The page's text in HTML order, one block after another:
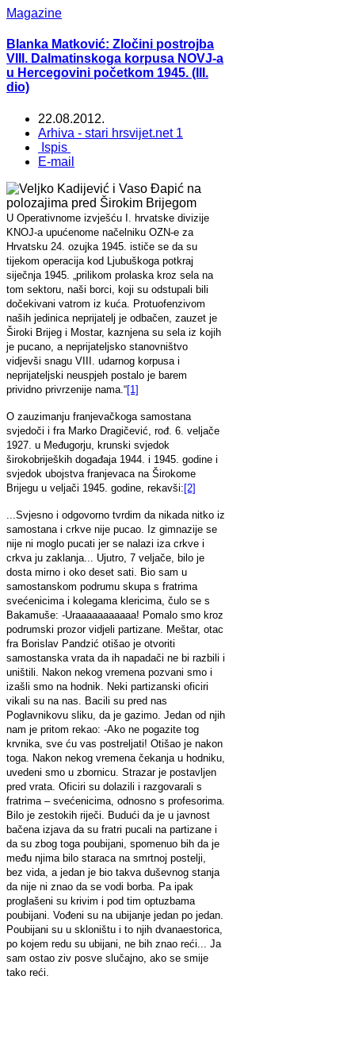
Magazine
Blanka Matković: Zločini postrojba
VIII. Dalmatinskoga korpusa NOVJ-a
u Hercegovini početkom 1945. (III.
dio)
22.08.2012.
Arhiva - stari hrsvijet.net 1
Ispis
E-mail
U Operativnome izvješću I. hrvatske divizije
KNOJ-a upućenome načelniku OZN-e za
Hrvatsku 24. ozujka 1945. ističe se da su
tijekom operacija kod Ljubuškoga potkraj
siječnja 1945. „prilikom prolaska kroz sela na
tom sektoru, naši borci, koji su odstupali bili
dočekivani vatrom iz kuća. Protuofenzivom
naših jedinica neprijatelj je odbačen, zauzet je
Široki Brijeg i Mostar, kaznjena su sela iz kojih
je pucano, a neprijateljsko stanovništvo
vidjevši snagu VIII. udarnog korpusa i
neprijateljski neuspjeh postalo je barem
prividno privrzenije nama.“[1]
O zauzimanju franjevačkoga samostana
svjedoči i fra Marko Dragičević, rođ. 6. veljače
1927. u Međugorju, krunski svjedok
širokobrijeških događaja 1944. i 1945. godine i
svjedok ubojstva franjevaca na Širokome
Brijegu u veljači 1945. godine, rekavši:[2]
...Svjesno i odgovorno tvrdim da nikada nitko iz
samostana i crkve nije pucao. Iz gimnazije se
nije ni moglo pucati jer se nalazi iza crkve i
crkva ju zaklanja... Ujutro, 7 veljače, bilo je
dosta mirno i oko deset sati. Bio sam u
samostanskom podrumu skupa s fratrima
svećenicima i kolegama klericima, čulo se s
Bakamuše: -Uraaaaaaaaaaa! Pomalo smo kroz
podrumski prozor vidjeli partizane. Meštar, otac
fra Borislav Pandzić otišao je otvoriti
samostanska vrata da ih napadači ne bi razbili i
uništili. Nakon nekog vremena pozvani smo i
izašli smo na hodnik. Neki partizanski oficiri
vikali su na nas. Bacili su pred nas
Poglavnikovu sliku, da je gazimo. Jedan od njih
nam je pritom rekao: -Ako ne pogazite tog
krvnika, sve ću vas postreljati! Otišao je nakon
toga. Nakon nekog vremena čekanja u hodniku,
uvedeni smo u zbornicu. Strazar je postavljen
pred vrata. Oficiri su dolazili i razgovarali s
fratrima – svećenicima, odnosno s profesorima.
Bilo je zestokih riječi. Budući da je u javnost
bačena izjava da su fratri pucali na partizane i
da su zbog toga poubijani, spomenuo bih da je
među njima bilo staraca na smrtnoj postelji,
bez vida, a jedan je bio takva duševnog stanja
da nije ni znao da se vodi borba. Pa ipak
proglašeni su krivim i pod tim optuzbama
poubijani. Vođeni su na ubijanje jedan po jedan.
Poubijani su u skloništu i to njih dvanaestorica,
po kojem redu su ubijani, ne bih znao reći... Ja
sam ostao ziv posve slučajno, ako se smije
tako reći.